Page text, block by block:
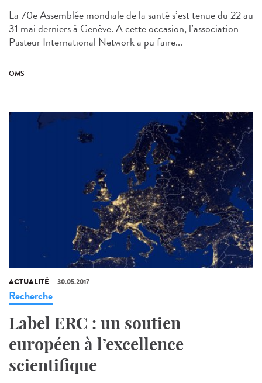
La 70e Assemblée mondiale de la santé s’est tenue du 22 au
31 mai derniers à Genève. A cette occasion, l’association
Pasteur International Network a pu faire...
OMS
ACTUALITÉ 30.05.2017
Recherche
Label ERC : un soutien
européen à l’excellence
scientifique